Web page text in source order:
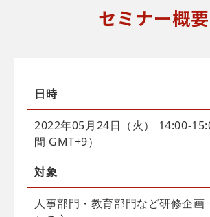
セミナー概要
日時
2022年05月24日（火） 14:00-
間 GMT+9）
対象
人事部門・教育部門など研修企画